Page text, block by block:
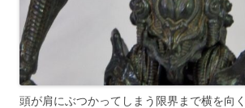
頭が肩にぶつかってしまう限界まで横を向